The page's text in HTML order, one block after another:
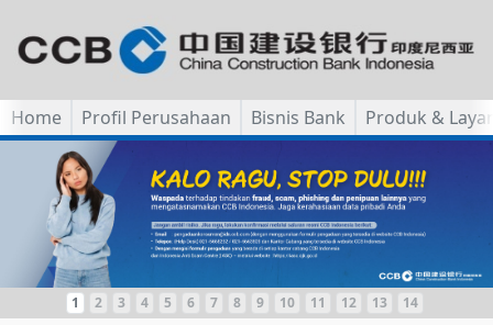
Home Profil Perusahaan Bisnis Bank Produk &
1 2 3 4 5 6 7 8 9 10 11 12 13 14